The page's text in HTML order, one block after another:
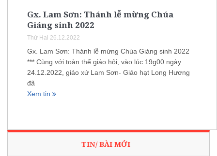
Gx. Lam Sơn: Thánh lễ mừng Chúa
Giáng sinh 2022
Thứ Hai 26.12.2022
Gx. Lam Sơn: Thánh lễ mừng Chúa Giáng sinh 2022
*** Cùng với toàn thể giáo hội, vào lúc 19g00 ngày
24.12.2022, giáo xứ Lam Sơn- Giáo hạt Long Hương
đã
Xem tin
TIN/ BÀI MỚI